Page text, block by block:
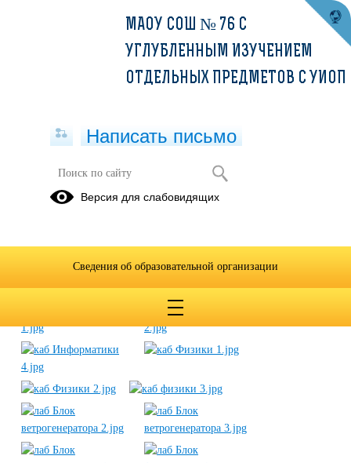
«Уральская инженерная школа»
МАОУ СОШ № 76 С
УГЛУБЛЕННЫМ ИЗУЧЕНИЕМ
ОТДЕЛЬНЫХ ПРЕДМЕТОВ С УИОП
Написать письмо
Версия для слабовидящих
Сведения об образовательной организации